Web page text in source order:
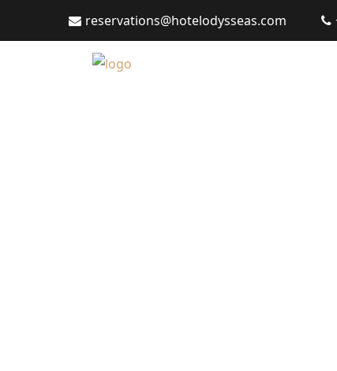
reservations@hotelodysseas.com